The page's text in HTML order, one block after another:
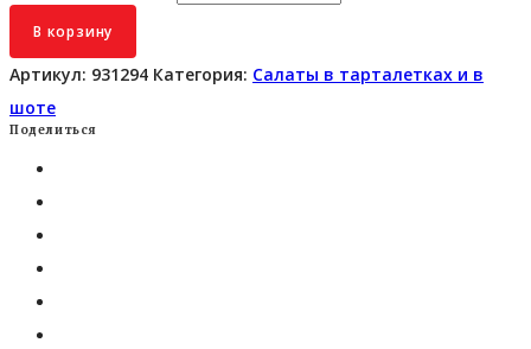
В корзину
Артикул: 931294 Категория: Салаты в тарталетках и в
шоте
Поделиться